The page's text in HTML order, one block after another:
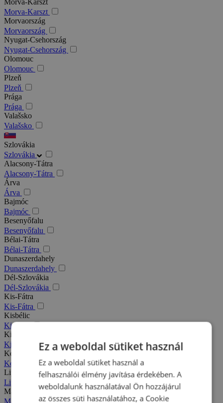
Morva-Karszt
Morva-Karszt
Morvaország
Morvaország
Nyugat-Csehország
Nyugat-Csehország
Olomouc
Olomouc
Plzeň
Plzeň
Prága
Prága
Valašsko
Valašsko
Szlovákia
Szlovákia
Alacsony-Tátra
Alacsony-Tátra
Árva
Árva
Bajmóc
Bajmóc
Besenyőfalu
Besenyőfalu
Bélai-Tátra
Bélai-Tátra
Dunaszerdahely
Dunaszerdahely
Dél-Szlovákia
Dél-Szlovákia
Kis-Fátra
Kis-Fátra
Kisbélic
Kisbélic
Kiszucai-Beszkidek
Kiszucai-Beszkidek
Komárno
Komárno
Liptó
Liptó
Magas-Tátra
Ez a weboldal sütiket használ
Ez a weboldal sütiket használ a
felhasználói élmény javítása érdekében. A
weboldalunk használatával Ön hozzájárul
az összes süti használatához, a Cookie